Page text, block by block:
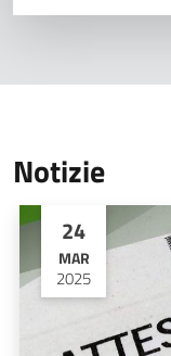
Notizie
24
MAR
2025